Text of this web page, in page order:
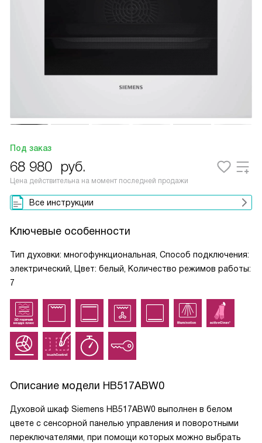
Под заказ
68 980 руб.
Цена действительна на момент последней продажи
Все инструкции
Ключевые особенности
Тип духовки: многофункциональная, Способ подключения:
электрический, Цвет: белый, Количество режимов работы:
7
Описание модели HB517ABW0
Духовой шкаф Siemens HB517ABW0 выполнен в белом
цвете с сенсорной панелью управления и поворотными
переключателями, при помощи которых можно выбрать